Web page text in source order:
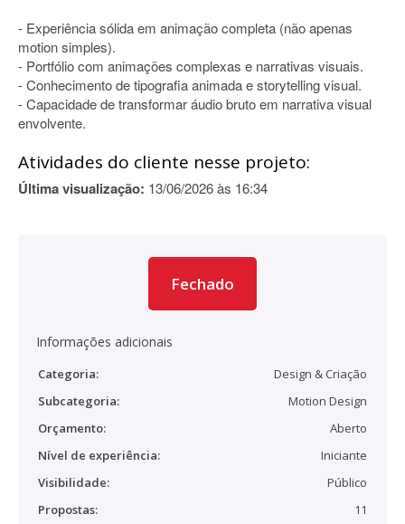
- Experiência sólida em animação completa (não apenas
motion simples).
- Portfólio com animações complexas e narrativas visuais.
- Conhecimento de tipografia animada e storytelling visual.
- Capacidade de transformar áudio bruto em narrativa visual
envolvente.
Atividades do cliente nesse projeto:
Última visualização: 13/06/2026 às 16:34
Fechado
Informações adicionais
Categoria:
Design & Criação
Subcategoria:
Motion Design
Orçamento:
Aberto
Nível de experiência:
Iniciante
Visibilidade:
Público
Propostas:
11